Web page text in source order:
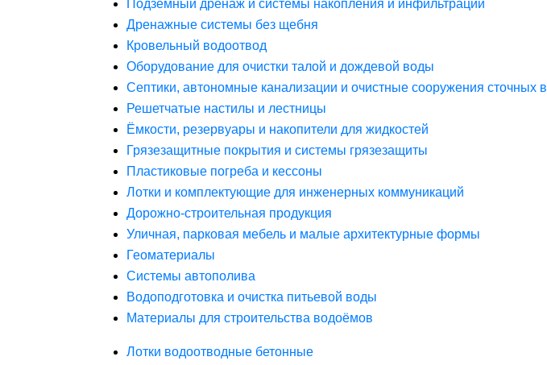
Подземный дренаж и системы накопления и инфильтрации
Дренажные системы без щебня
Кровельный водоотвод
Оборудование для очистки талой и дождевой воды
Септики, автономные канализации и очистные сооружения сточных в
Решетчатые настилы и лестницы
Ёмкости, резервуары и накопители для жидкостей
Грязезащитные покрытия и системы грязезащиты
Пластиковые погреба и кессоны
Лотки и комплектующие для инженерных коммуникаций
Дорожно-строительная продукция
Уличная, парковая мебель и малые архитектурные формы
Геоматериалы
Системы автополива
Водоподготовка и очистка питьевой воды
Материалы для строительства водоёмов
Лотки водоотводные бетонные